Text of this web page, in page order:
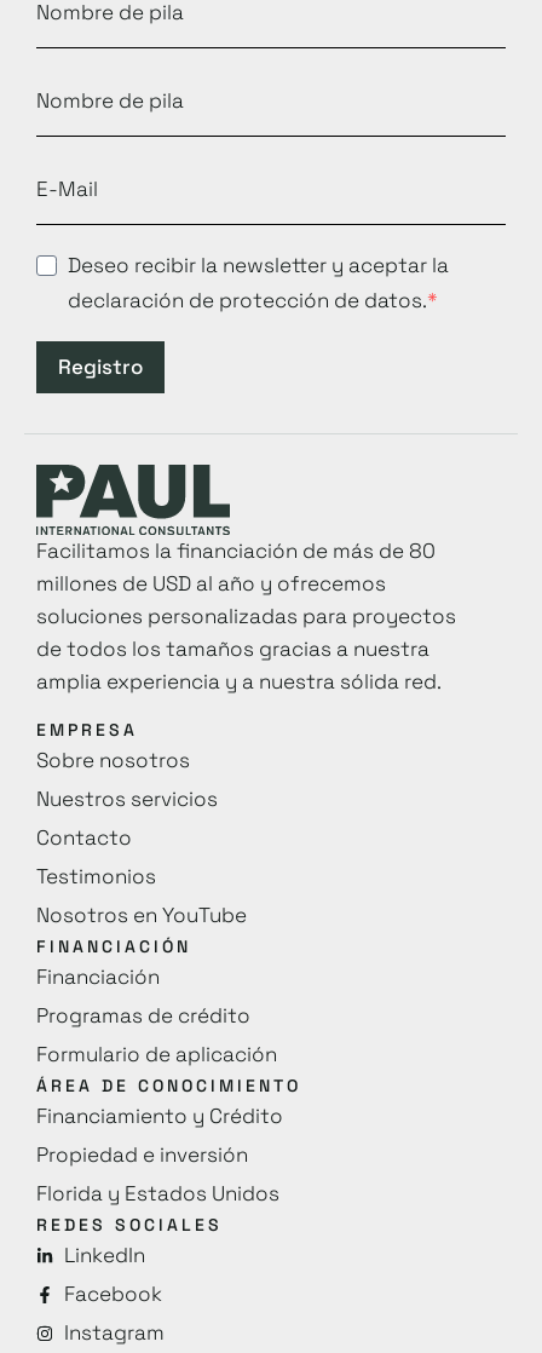
Deseo recibir la newsletter y aceptar la
declaración de protección de datos.
Registro
Facilitamos la financiación de más de 80
millones de USD al año y ofrecemos
soluciones personalizadas para proyectos
de todos los tamaños gracias a nuestra
amplia experiencia y a nuestra sólida red.
EMPRESA
Sobre nosotros
Nuestros servicios
Contacto
Testimonios
Nosotros en YouTube
FINANCIACIÓN
Financiación
Programas de crédito
Formulario de aplicación
ÁREA DE CONOCIMIENTO
Financiamiento y Crédito
Propiedad e inversión
Florida y Estados Unidos
REDES SOCIALES
LinkedIn
Facebook
Instagram